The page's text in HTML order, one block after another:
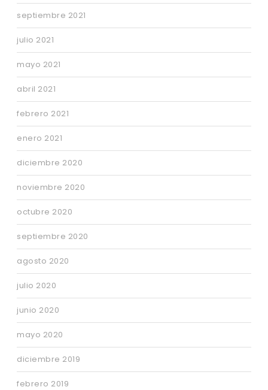
septiembre 2021
julio 2021
mayo 2021
abril 2021
febrero 2021
enero 2021
diciembre 2020
noviembre 2020
octubre 2020
septiembre 2020
agosto 2020
julio 2020
junio 2020
mayo 2020
diciembre 2019
febrero 2019